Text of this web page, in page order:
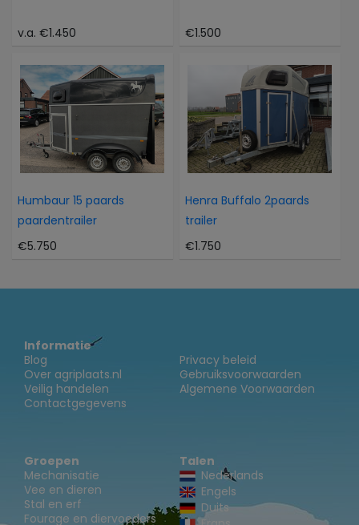
v.a. €1.450 €1.500
Humbaur 15 paards
paardentrailer
€5.750
Henra Buffalo 2paards
trailer
€1.750
Informatie
Blog
Over agriplaats.nl
Veilig handelen
Contactgegevens
Privacy beleid
Gebruiksvoorwaarden
Algemene Voorwaarden
Groepen
Mechanisatie
Vee en dieren
Stal en erf
Fourage en diervoeders
Talen
Nederlands
Engels
Duits